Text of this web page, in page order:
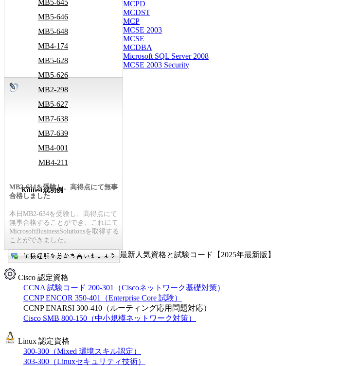
MB5-645
MB5-646
MB5-648
MB4-174
MB5-628
MB5-626
MB2-298
MB5-627
MB7-638
MB7-639
MB4-001
MB4-211
MCPD
MCDST
MCP
MCSE 2003
MCSE
MCDBA
Microsoft SQL Server 2008
MCSE 2003 Security
Killtest成功例
MB2-634を受験し、高得点にて無事
合格しました
本日MB2-634を受験し、高得点にて
無事合格することができ、これにて
MicrosoftBusinessSolutionsを取得する
ことができました。
最新人気資格と試験コード【2025年最新版】
Cisco 認定資格
CCNA 試験コード 200-301（Ciscoネットワーク基礎対策）
CCNP ENCOR 350-401（Enterprise Core 試験）
CCNP ENARSI 300-410（ルーティング応用問題対応）
Cisco SMB 800-150（中小規模ネットワーク対策）
Linux 認定資格
300-300（Mixed 環境スキル認定）
303-300（Linuxセキュリティ技術）